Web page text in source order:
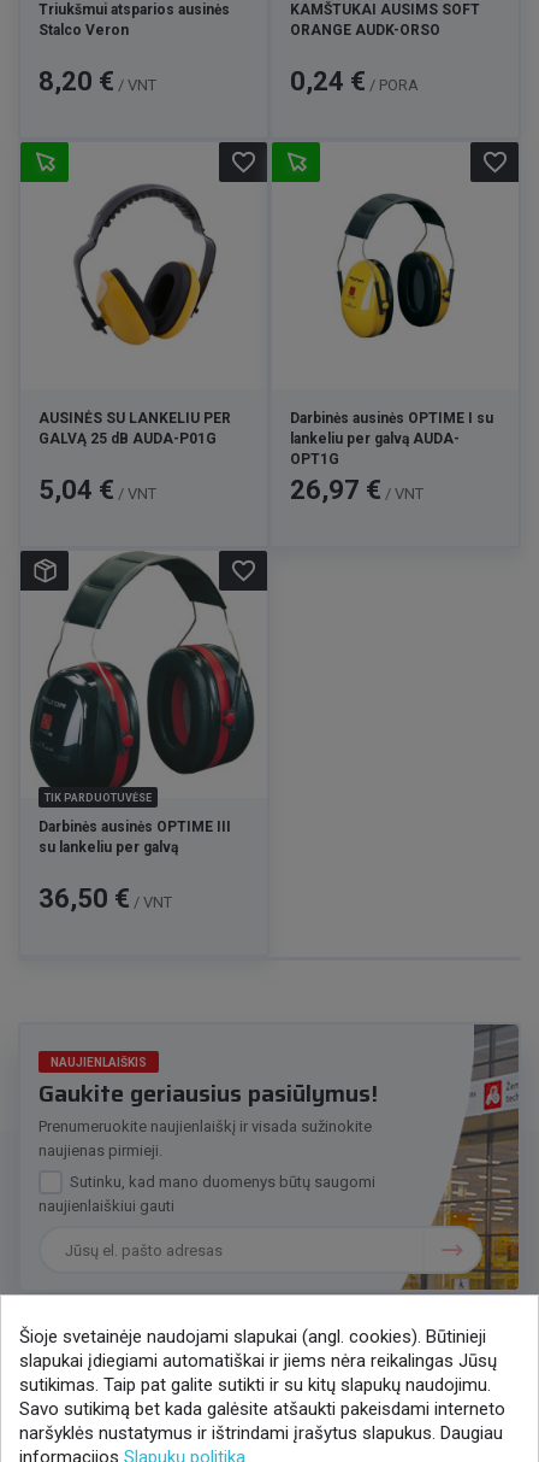
Triukšmui atsparios ausinės
Stalco Veron
Kaina
8,20 € / VNT
KAMŠTUKAI AUSIMS SOFT
ORANGE AUDK-ORSO
Kaina
0,24 € / PORA
AUSINĖS SU LANKELIU PER
GALVĄ 25 dB AUDA-P01G
Kaina
5,04 € / VNT
favorite_border
Darbinės ausinės OPTIME I su
lankeliu per galvą AUDA-
OPT1G
Kaina
26,97 € / VNT
favorite_border
TIK PARDUOTUVĖSE
Darbinės ausinės OPTIME III
su lankeliu per galvą
Kaina
36,50 € / VNT
favorite_border
NAUJIENLAIŠKIS
Gaukite geriausius pasiūlymus!
Prenumeruokite naujienlaiškį ir visada sužinokite
naujienas pirmieji.
Sutinku, kad mano duomenys būtų saugomi
naujienlaiškiui gauti
Susisiekime
+370 37 405401
lytagra@lytagra.lt
Šioje svetainėje naudojami slapukai (angl. cookies). Būtinieji
slapukai įdiegiami automatiškai ir jiems nėra reikalingas Jūsų
sutikimas. Taip pat galite sutikti ir su kitų slapukų naudojimu.
Savo sutikimą bet kada galėsite atšaukti pakeisdami interneto
naršyklės nustatymus ir ištrindami įrašytus slapukus. Daugiau
informacijos Slapukų politika